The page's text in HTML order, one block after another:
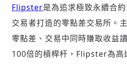
Flipster是為追求極致永續合
交易者打造的零點差交易所。
零點差、交易中同時賺取收益
100倍的槓桿杆，Flipster為高